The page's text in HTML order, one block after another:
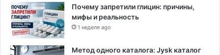
Почему запретили глицин: причины,
мифы и реальность
1 неделя ago
Метод одного каталога: Jysk каталог